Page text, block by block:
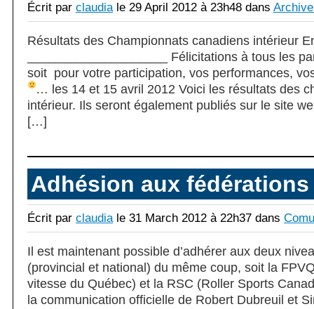
Écrit par claudiale 29 April 2012 à 23h48 dans
Résultats des Championnats canadiens intérieur
____________________ Félicitations à tous les
soit pour votre participation, vos performances,
… les 14 et 15 avril 2012Voici les résultats des
intérieur. Ils seront également publiés sur le site
[…]
Adhésion aux
Écrit par claudiale 31 March 2012 à 22h37 dans
Il est maintenant possible d’adhérer aux deux
(provincial et national) du même coup, soit la
vitesse du Québec) et la RSC (Roller Sports
la communication officielle de Robert Dubreuil et